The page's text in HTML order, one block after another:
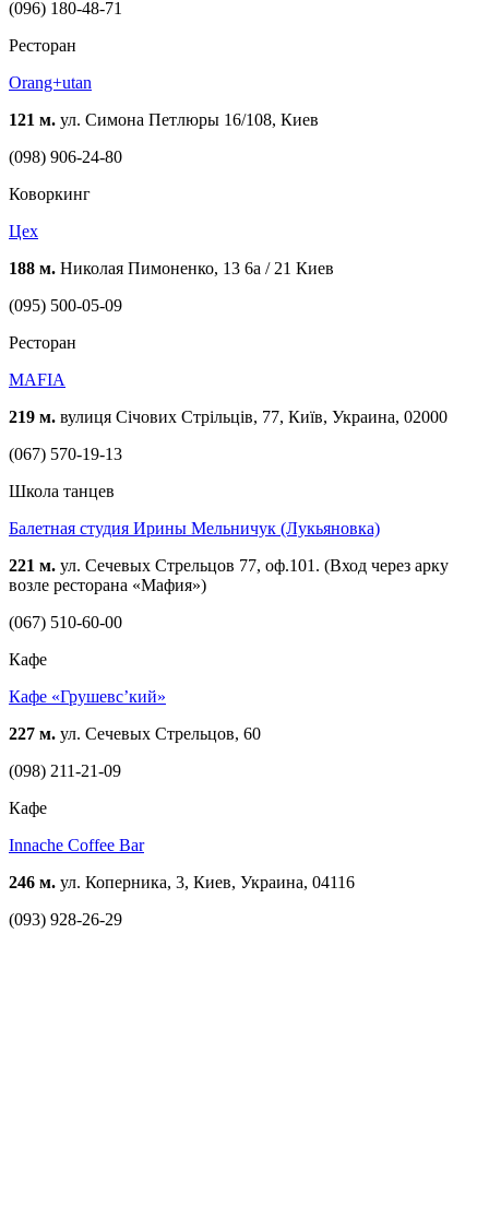
(096) 180-48-71
Ресторан
Orang+utan
121 м. ул. Симона Петлюры 16/108, Киев
(098) 906-24-80
Коворкинг
Цех
188 м. Николая Пимоненко, 13 6a / 21 Киев
(095) 500-05-09
Ресторан
MAFIA
219 м. вулиця Січових Стрільців, 77, Київ, Украина, 02000
(067) 570-19-13
Школа танцев
Балетная студия Ирины Мельничук (Лукьяновка)
221 м. ул. Сечевых Стрельцов 77, оф.101. (Вход через арку
возле ресторана «Мафия»)
(067) 510-60-00
Кафе
Кафе «Грушевс’кий»
227 м. ул. Сечевых Стрельцов, 60
(098) 211-21-09
Кафе
Innache Coffee Bar
246 м. ул. Коперника, 3, Киев, Украина, 04116
(093) 928-26-29